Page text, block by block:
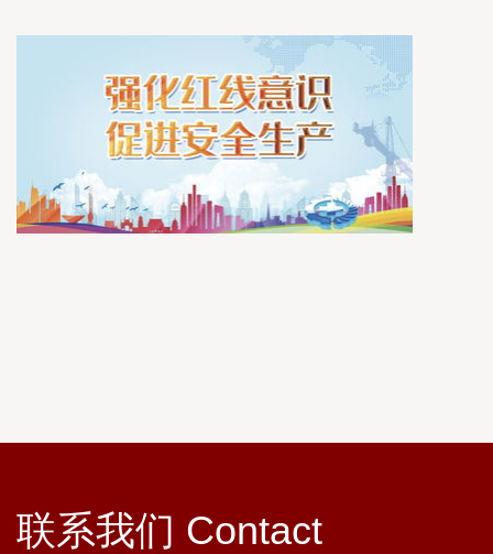
联系我们 Contact